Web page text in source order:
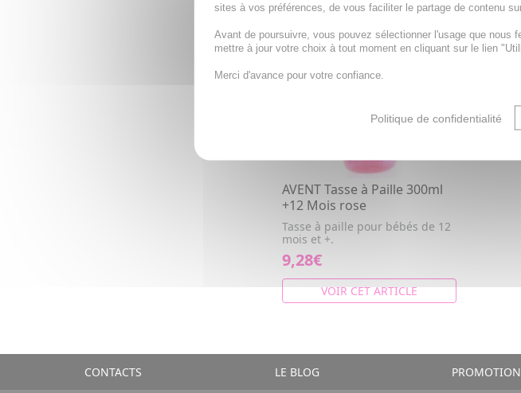
AVENT Tasse à Paille 300ml
+12 Mois rose
Tasse à paille pour bébés de 12
mois et +.
9,28€
VOIR CET ARTICLE
CONTACTS LE BLOG
sites à vos préférences, de vous faciliter le partage de contenu
Avant de poursuivre, vous pouvez sélectionner l'usage que nous
mettre à jour votre choix à tout moment en cliquant sur le lien
Merci d'avance pour votre confiance.
Politique de confidentialité